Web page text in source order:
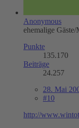
Anonymous
ehemalige
Punkte
135.170
Beiträge
24.257
28. Mai
#10
http://